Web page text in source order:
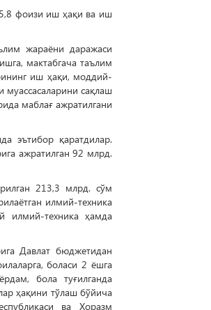
фоизи иш ҳақи ва иш
жараёни даражаси
мактабгача таълим
иш ҳақи, моддий-
муассасаларини сақлаш
маблағ ажратилгани
эътибор қаратдилар.
ажратилган 92 млрд.
213,3 млрд. сўм
илмий-техника
илмий-техника ҳамда
Давлат бюджетидан
боласи 2 ёшга
бола туғилганда
ҳақини тўлаш бўйича
ва Хоразм